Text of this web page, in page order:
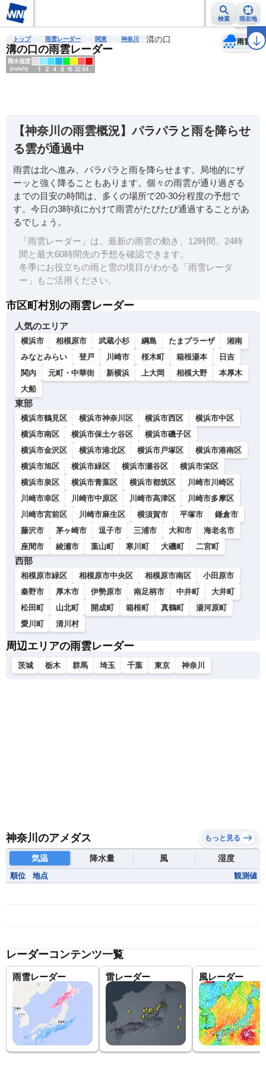
検索 現在地
雨雲レーダー 台風情報 地震情報 警報・注意報 2週間天気 ラ
トップ 雨雲レーダー 関東 神奈川 溝の口
溝の口の雨雲レーダー
雨雲
天気 台風
【神奈川の雨雲概況】パラパラと雨を降らせ
る雲が通過中
雨雲は北へ進み、パラパラと雨を降らせます。局地的にザ
ーッと強く降ることもあります。個々の雨雲が通り過ぎる
までの目安の時間は、多くの場所で20-30分程度の予想で
す。今日の3時頃にかけて雨雲がたびたび通過することがあ
るでしょう。
「雨雲レーダー」は、最新の雨雲の動き、12時間、24時
間と最大60時間先の予想を確認できます。
冬季にお役立ちの雨と雪の境目がわかる「雨雪レーダ
ー」もご活用ください。
市区町村別の雨雲レーダー
人気のエリア
横浜市 相模原市 武蔵小杉 綱島 たまプラーザ
湘南
みなとみらい
登戸 川崎市 桜木町 箱根湯本
日吉
関内
元町・中華街 新横浜 上大岡 相模大野
本厚木
大船
東部
横浜市鶴見区 横浜市神奈川区 横浜市西区
横浜市中区
横浜市南区
横浜市保土ケ谷区
横浜市磯子区
横浜市金沢区
横浜市港北区 横浜市戸塚区
横浜市港南区
横浜市旭区
横浜市緑区 横浜市瀬谷区
横浜市栄区
横浜市泉区
横浜市青葉区 横浜市都筑区
川崎市川崎区
川崎市幸区
川崎市中原区 川崎市高津区
川崎市多摩区
川崎市宮前区
川崎市麻生区 横須賀市 平塚市
鎌倉市
藤沢市
茅ヶ崎市 逗子市 三浦市 大和市
海老名市
座間市
綾瀬市 葉山町 寒川町 大磯町 二宮町
西部
相模原市緑区 相模原市中央区 相模原市南区
小田原市
秦野市
厚木市 伊勢原市 南足柄市 中井町
大井町
松田町
山北町 開成町 箱根町 真鶴町
湯河原町
愛川町
清川村
周辺エリアの雨雲レーダー
茨城 栃木 群馬 埼玉 千葉 東京 神奈川
神奈川のアメダス もっと見る
気温 降水量 風 湿度
順位 地点 観測値
レーダーコンテンツ一覧
雨雪レーダー 雷レーダー 風レーダー